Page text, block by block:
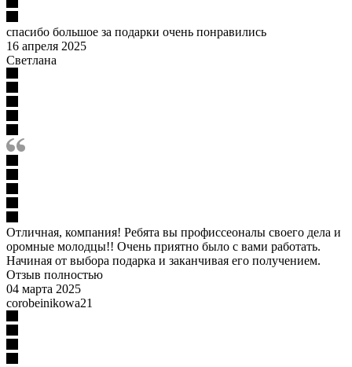
спасибо большое за подарки очень понравились
16 апреля 2025
Светлана
Отличная, компания! Ребята вы профиссеоналы своего дела и
оромные молодцы!! Очень приятно было с вами работать.
Начиная от выбора подарка и заканчивая его получением.
Отзыв полностью
04 марта 2025
corobeinikowa21